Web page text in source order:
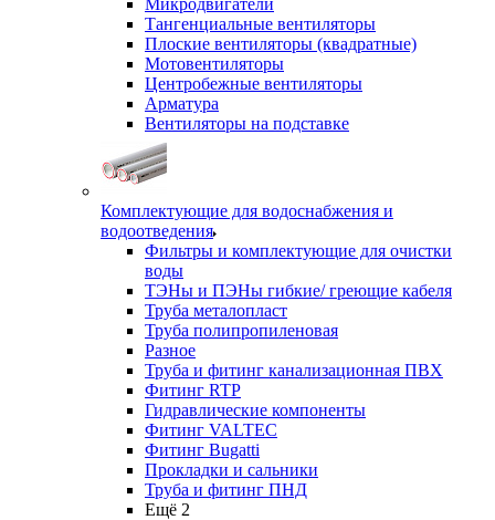
Микродвигатели
Тангенциальные вентиляторы
Плоские вентиляторы (квадратные)
Мотовентиляторы
Центробежные вентиляторы
Арматура
Вентиляторы на подставке
Комплектующие для водоснабжения и
водоотведения
Фильтры и комплектующие для очистки
воды
ТЭНы и ПЭНы гибкие/ греющие кабеля
Труба металопласт
Труба полипропиленовая
Разное
Труба и фитинг канализационная ПВХ
Фитинг RTP
Гидравлические компоненты
Фитинг VALTEC
Фитинг Bugatti
Прокладки и сальники
Труба и фитинг ПНД
Ещё 2